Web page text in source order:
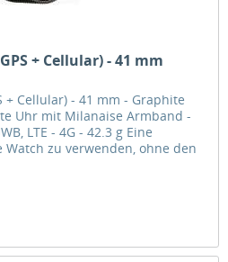
+ Cellular) - 41 mm
+ Cellular) - 41 mm - Graphite
Uhr mit Milanaise Armband -
LTE - 4G - 42.3 g Eine
zu verwenden, ohne den